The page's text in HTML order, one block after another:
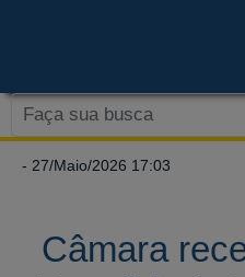
- 27/Maio/2026 17:03
Câmara